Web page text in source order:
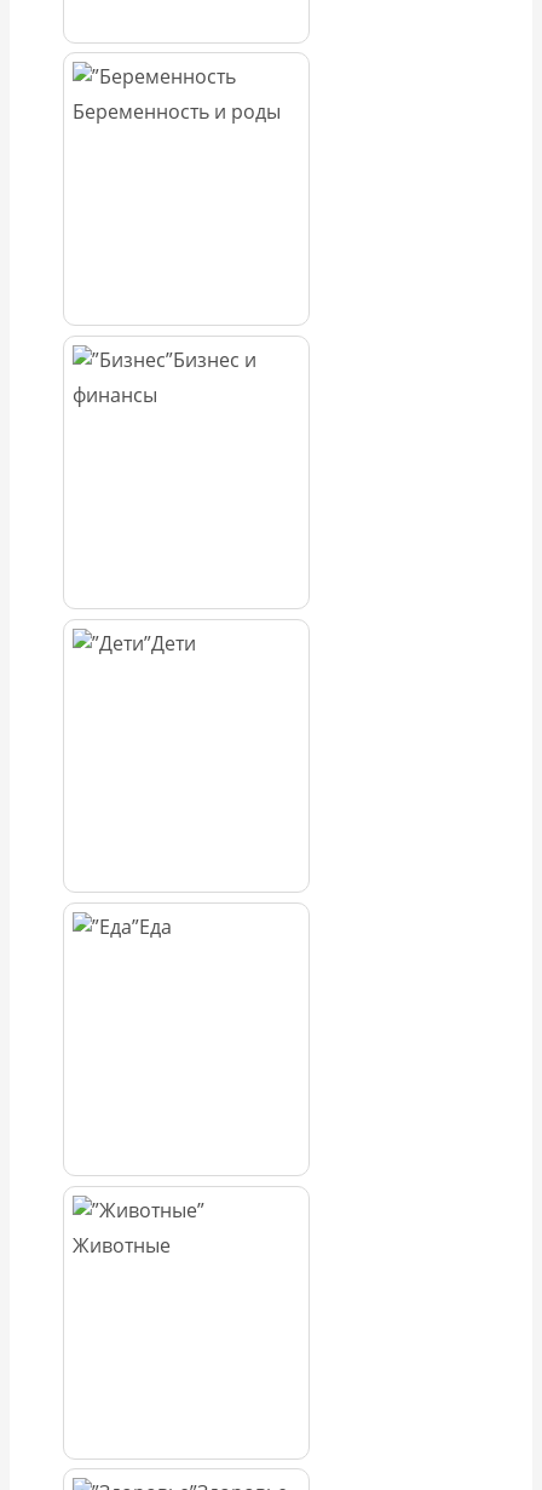
Беременность и роды
Бизнес и
финансы
Дети
Еда
Животные